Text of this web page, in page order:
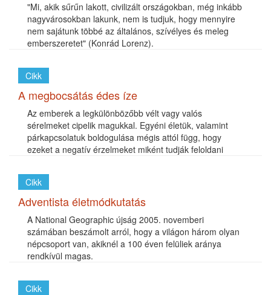
"Mi, akik sűrűn lakott, civilizált országokban, még inkább
nagyvárosokban lakunk, nem is tudjuk, hogy mennyire
nem sajátunk többé az általános, szívélyes és meleg
emberszeretet" (Konrád Lorenz).
Cikk
A megbocsátás édes íze
Az emberek a legkülönbözőbb vélt vagy valós
sérelmeket cipelik magukkal. Egyéni életük, valamint
párkapcsolatuk boldogulása mégis attól függ, hogy
ezeket a negatív érzelmeket miként tudják feloldani
Cikk
Adventista életmódkutatás
A National Geographic újság 2005. novemberi
számában beszámolt arról, hogy a világon három olyan
népcsoport van, akiknél a 100 éven felüliek aránya
rendkívül magas.
Cikk